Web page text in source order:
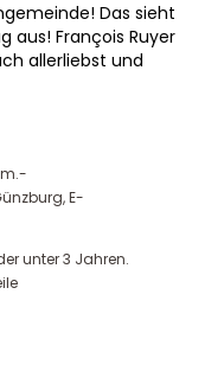
Das sieht
aus! François Ruyer
allerliebst und
E-
unter 3 Jahren.